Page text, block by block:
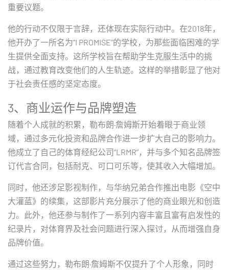
重要议题。
他的行动不仅限于言辞，还体现在实际行动中。在2018年，
他开办了一所名为“I PROMISE”的学校，为那些面临困难的学
生提供全面支持。这所学校旨在帮助学生克服生活中的挑
战，通过教育改变他们的人生轨迹。这样的举措彰显了他对
于社会责任感的坚定态度。
3、商业运作与品牌塑造
随着个人成就的积累，勒布朗·詹姆斯开始着眼于商业领
域，通过多元化投资和品牌合作进一步扩大自己的影响力。
他成立了自己的体育经纪公司“LRMR”，并与多个知名品牌签
订代言合同，包括耐克、可口可乐等，使其收入大幅增加。
同时，他还涉足影视制作，与华纳兄弟合作推出电影《空中
大灌蓝》的续集，这部影片充分展示了他的商业眼光和创造
力。此外，他还参与制作了一系列内容丰富且富有启发性的
纪录片，对体育界及社会问题进行深入探讨，从而增强自身
品牌价值。
通过这些努力，勒布朗·詹姆斯不仅提升了个人形象，同时